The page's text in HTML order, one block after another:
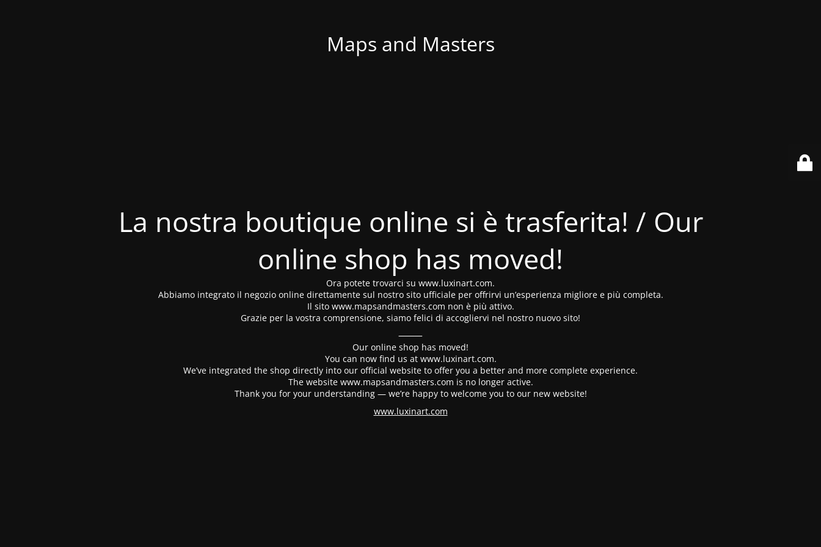
Maps and Masters
La nostra boutique online si è trasferita! / Our
online shop has moved!
Ora potete trovarci su www.luxinart.com.
Abbiamo integrato il negozio online direttamente sul nostro sito ufficiale per offrirvi un’esperienza migliore e più completa.
Il sito www.mapsandmasters.com non è più attivo.
Grazie per la vostra comprensione, siamo felici di accogliervi nel nostro nuovo sito!
⸻
Our online shop has moved!
You can now find us at www.luxinart.com.
We’ve integrated the shop directly into our official website to offer you a better and more complete experience.
The website www.mapsandmasters.com is no longer active.
Thank you for your understanding — we’re happy to welcome you to our new website!
www.luxinart.com